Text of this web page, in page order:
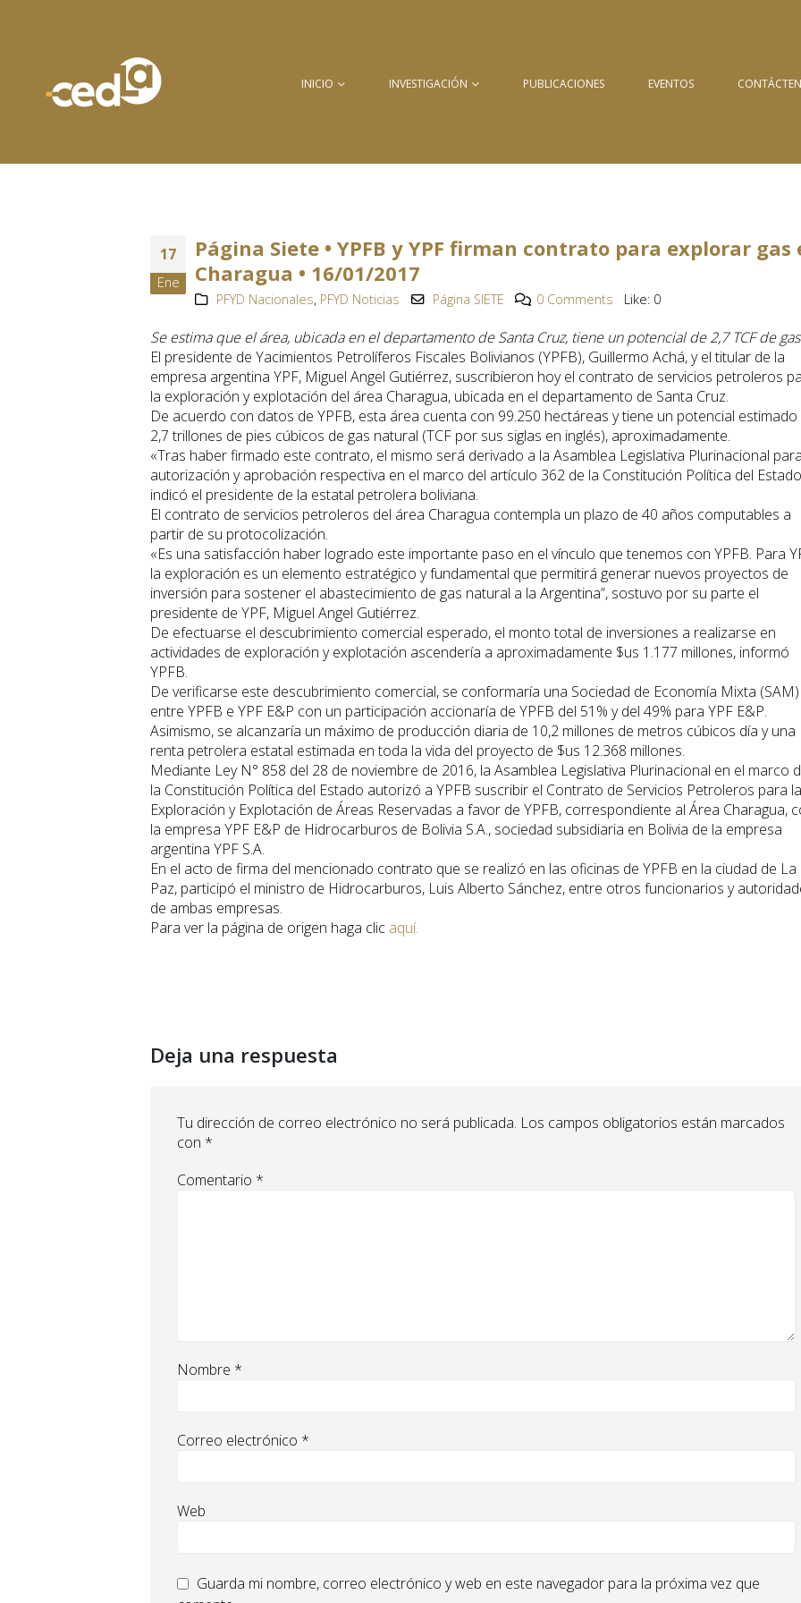
INICIO INVESTIGACIÓN PUBLICACIONES EVENTOS
17
Ene
Página Siete • YPFB y YPF firman contrato para explorar gas
Charagua • 16/01/2017
PFYD Nacionales, PFYD Noticias Página SIETE 0 Comments Like: 0
Se estima que el área, ubicada en el departamento de Santa Cruz, tiene un potencial de 2,7 TCF de
El presidente de Yacimientos Petrolíferos Fiscales Bolivianos (YPFB), Guillermo Achá, y el titular de la
empresa argentina YPF, Miguel Angel Gutiérrez, suscribieron hoy el contrato de servicios petroleros
la exploración y explotación del área Charagua, ubicada en el departamento de Santa Cruz.
De acuerdo con datos de YPFB, esta área cuenta con 99.250 hectáreas y tiene un potencial estimado
2,7 trillones de pies cúbicos de gas natural (TCF por sus siglas en inglés), aproximadamente.
«Tras haber firmado este contrato, el mismo será derivado a la Asamblea Legislativa Plurinacional
autorización y aprobación respectiva en el marco del artículo 362 de la Constitución Política del
indicó el presidente de la estatal petrolera boliviana.
El contrato de servicios petroleros del área Charagua contempla un plazo de 40 años computables a
partir de su protocolización.
«Es una satisfacción haber logrado este importante paso en el vínculo que tenemos con YPFB. Para
la exploración es un elemento estratégico y fundamental que permitirá generar nuevos proyectos de
inversión para sostener el abastecimiento de gas natural a la Argentina”, sostuvo por su parte el
presidente de YPF, Miguel Angel Gutiérrez.
De efectuarse el descubrimiento comercial esperado, el monto total de inversiones a realizarse en
actividades de exploración y explotación ascendería a aproximadamente $us 1.177 millones, informó
YPFB.
De verificarse este descubrimiento comercial, se conformaría una Sociedad de Economía Mixta (SAM)
entre YPFB e YPF E&P con un participación accionaría de YPFB del 51% y del 49% para YPF E&P.
Asimismo, se alcanzaría un máximo de producción diaria de 10,2 millones de metros cúbicos día y una
renta petrolera estatal estimada en toda la vida del proyecto de $us 12.368 millones.
Mediante Ley N° 858 del 28 de noviembre de 2016, la Asamblea Legislativa Plurinacional en el marco
la Constitución Política del Estado autorizó a YPFB suscribir el Contrato de Servicios Petroleros para la
Exploración y Explotación de Áreas Reservadas a favor de YPFB, correspondiente al Área Charagua,
la empresa YPF E&P de Hidrocarburos de Bolivia S.A., sociedad subsidiaria en Bolivia de la empresa
argentina YPF S.A.
En el acto de firma del mencionado contrato que se realizó en las oficinas de YPFB en la ciudad de La
Paz, participó el ministro de Hidrocarburos, Luis Alberto Sánchez, entre otros funcionarios y
de ambas empresas.
Para ver la página de origen haga clic aquí.
Deja una respuesta
Tu dirección de correo electrónico no será publicada. Los campos obligatorios están marcados
con *
Comentario *
Nombre *
Correo electrónico *
Web
Guarda mi nombre, correo electrónico y web en este navegador para la próxima vez que